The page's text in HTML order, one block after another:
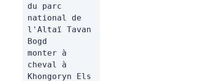
du parc
national de
l'Altaï Tavan
Bogd
monter à
cheval à
Khongoryn Els